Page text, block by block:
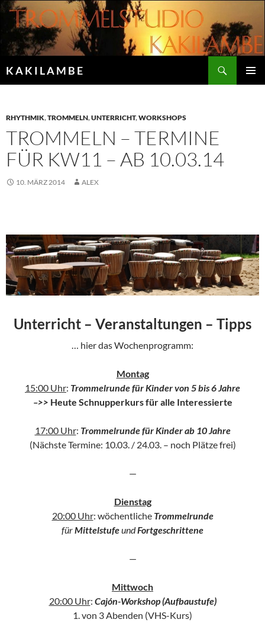
Zum
Inhalt
springen
K A K I L A M B E
RHYTHMIK,TROMMELN,UNTERRICHT,WORKSHOPS
TROMMELN – TERMINE
FÜR KW11 – AB 10.03.14
10. MÄRZ 2014 ALEX
Unterricht – Veranstaltungen – Tipps
… hier das Wochenprogramm:
Montag
15:00 Uhr: Trommelrunde für Kinder von 5 bis 6 Jahre
–>> Heute Schnupperkurs für alle Interessierte
17:00 Uhr: Trommelrunde für Kinder ab 10 Jahre
(Nächste Termine: 10.03. / 24.03. – noch Plätze frei)
—
Dienstag
20:00 Uhr: wöchentliche Trommelrunde
fürMittelstufeundFortgeschrittene
—
Mittwoch
20:00 Uhr: Cajón-Workshop (Aufbaustufe)
1. von 3 Abenden (VHS-Kurs)